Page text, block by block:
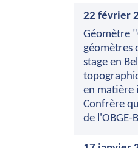
22 février
Géomètre
géomètres
stage en
en matière
Confrère
de l'OBGE-